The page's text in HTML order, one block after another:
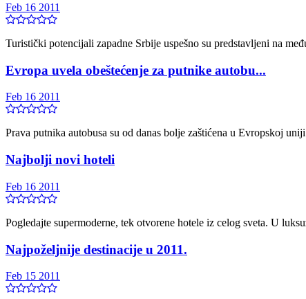
Feb 16 2011
Turistički potencijali zapadne Srbije uspešno su predstavljeni na
Evropa uvela obeštećenje za putnike autobu...
Feb 16 2011
Prava putnika autobusa su od danas bolje zaštićena u Evropskoj
Najbolji novi hoteli
Feb 16 2011
Pogledajte supermoderne, tek otvorene hotele iz celog sveta. U
Najpoželjnije destinacije u 2011.
Feb 15 2011